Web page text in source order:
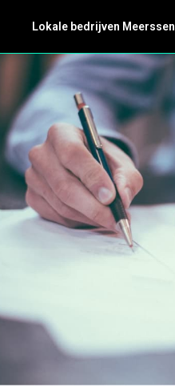
Lokale bedrijven Meerssen